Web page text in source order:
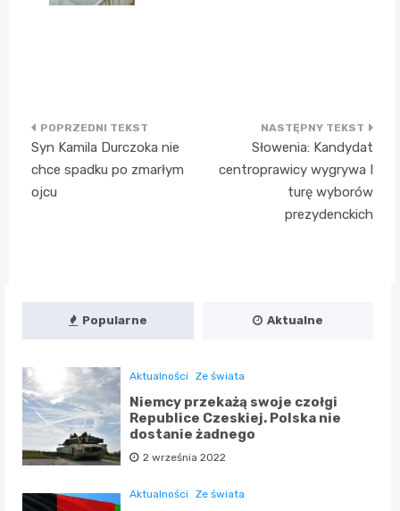
Nawigacja
wpisu
Syn Kamila Durczoka nie
chce spadku po zmarłym
ojcu
Słowenia: Kandydat
centroprawicy wygrywa I
turę wyborów
prezydenckich
Popularne Aktualne
Aktualności Ze świata
Niemcy przekażą swoje czołgi
Republice Czeskiej. Polska nie
dostanie żadnego
2 września 2022
Aktualności Ze świata